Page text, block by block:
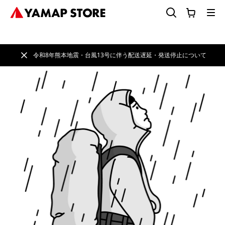
令和8年熊本地震・台風13号に伴う配送遅延・発送停止について